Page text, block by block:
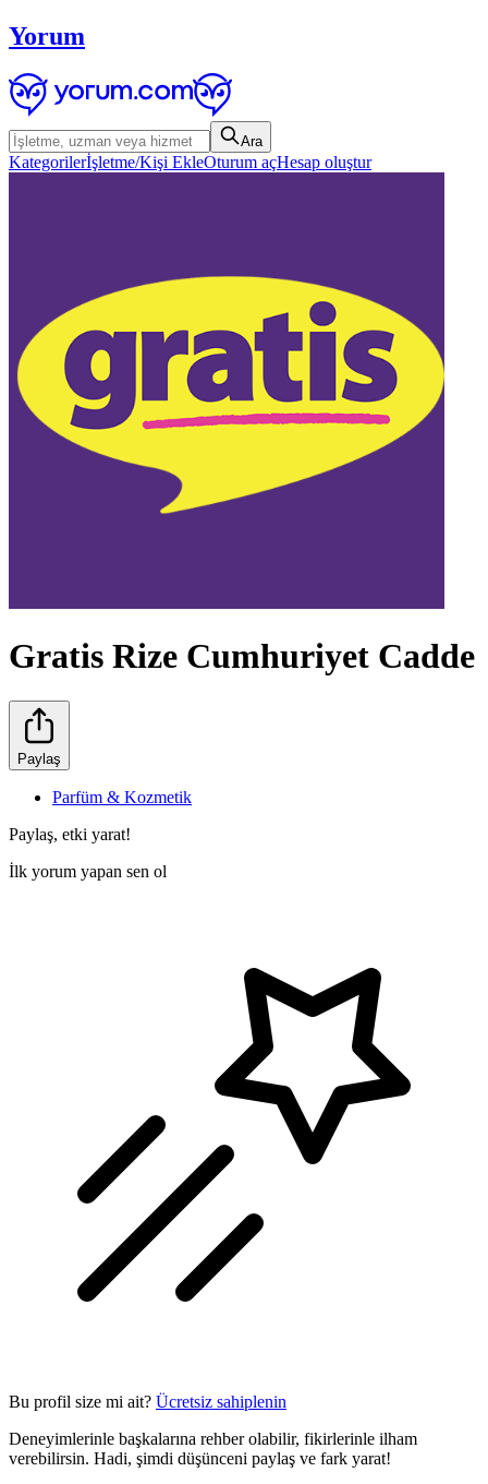
Yorum
Ara
Kategorilerİşletme/Kişi EkleOturum açHesap oluştur
Gratis Rize Cumhuriyet Cadde
Paylaş
Parfüm & Kozmetik
Paylaş, etki yarat!
İlk yorum yapan sen ol
Bu profil size mi ait? Ücretsiz sahiplenin
Deneyimlerinle başkalarına rehber olabilir, fikirlerinle ilham
verebilirsin. Hadi, şimdi düşünceni paylaş ve fark yarat!